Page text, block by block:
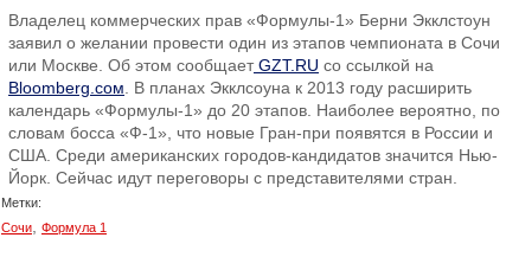
Владелец коммерческих прав «Формулы-1» Берни Экклстоун
заявил о желании провести один из этапов чемпионата в Сочи
или Москве. Об этом сообщаетGZT.RU со ссылкой на
Bloomberg.сом . В планах Экклсоуна к 2013 году расширить
календарь «Формулы-1» до 20 этапов. Наиболее вероятно, по
словам босса «Ф-1», что новые Гран-при появятся в России и
США. Среди американских городов-кандидатов значится Нью-
Йорк. Сейчас идут переговоры с представителями стран.
Метки:
Сочи
Формула 1